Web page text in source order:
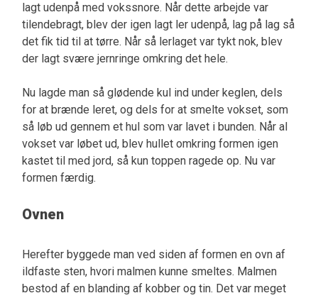
lagt udenpå med vokssnore. Når dette arbejde var
tilendebragt, blev der igen lagt ler udenpå, lag på lag så
det fik tid til at tørre. Når så lerlaget var tykt nok, blev
der lagt svære jernringe omkring det hele.
Nu lagde man så glødende kul ind under keglen, dels
for at brænde leret, og dels for at smelte vokset, som
så løb ud gennem et hul som var lavet i bunden. Når al
vokset var løbet ud, blev hullet omkring formen igen
kastet til med jord, så kun toppen ragede op. Nu var
formen færdig.
Ovnen
Herefter byggede man ved siden af formen en ovn af
ildfaste sten, hvori malmen kunne smeltes. Malmen
bestod af en blanding af kobber og tin. Det var meget